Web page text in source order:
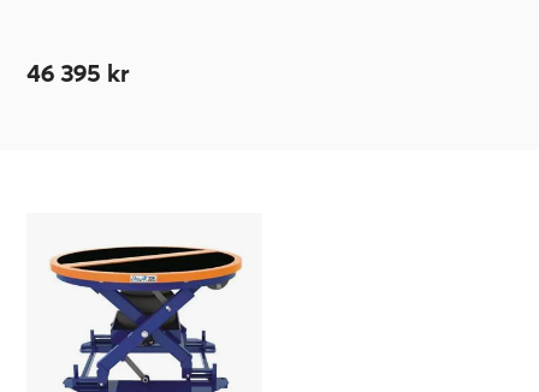
46 395 kr
Edmolift
Pallpositionerare,
1110x1110
mm,